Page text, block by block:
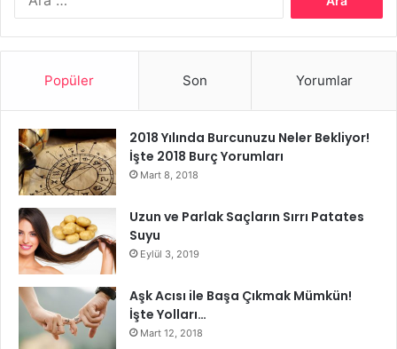
vazgeçilmez hale gelmiştir.
Teknolojinin Olumlu Etkileri
Teknolojinin Olumsuz Etkileri
Popüler Son Yorumlar
2018 Yılında Burcunuzu Neler Bekliyor!
İşte 2018 Burç Yorumları
Mart 8, 2018
Uzun ve Parlak Saçların Sırrı Patates
Suyu
Eylül 3, 2019
Aşk Acısı ile Başa Çıkmak Mümkün!
İşte Yolları…
Mart 12, 2018